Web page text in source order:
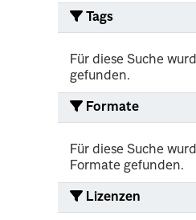
Tags
Für diese Suche
gefunden.
Formate
Für diese Suche
Formate gefunden.
Lizenzen